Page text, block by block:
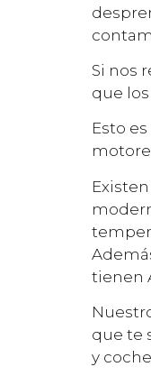
Si nos
que
Esto
tienen
que te
y